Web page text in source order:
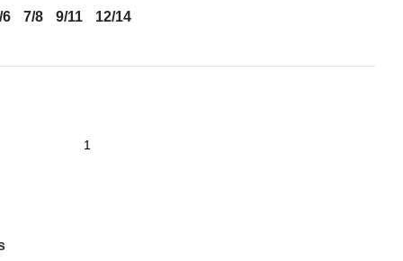
6 7/8 9/11 12/14